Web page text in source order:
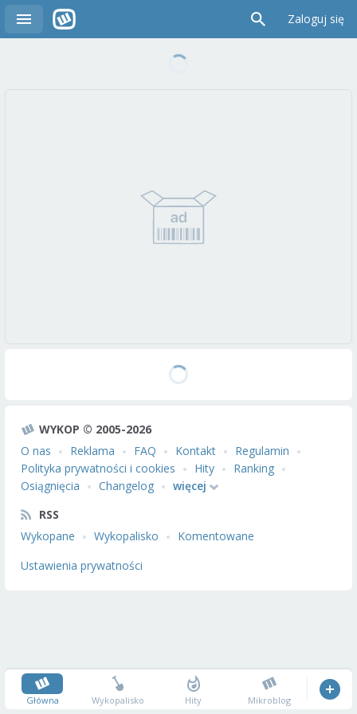
Zaloguj się
WYKOP © 2005-2026
O nas
Reklama FAQ Kontakt
Regulamin
Polityka prywatności i cookies
Hity
Ranking
Osiągnięcia
Changelog
więcej
RSS
Wykopane
Wykopalisko
Komentowane
Ustawienia prywatności
Główna Wykopalisko Hity Mikroblog